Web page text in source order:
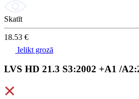
Skatīt
18.53 €
Ielikt grozā
LVS HD 21.3 S3:2002 +A1 /